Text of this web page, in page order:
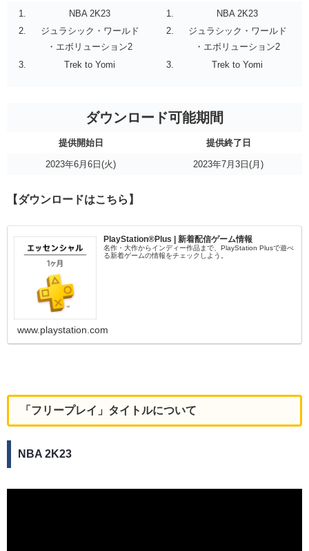
NBA 2K23
ジュラシック・ワールド
・エボリューション2
Trek to Yomi
NBA 2K23
ジュラシック・ワールド
・エボリューション2
Trek to Yomi
ダウンロード可能期間
提供開始日 提供終了日
2023年6月6日(火) 2023年7月3日(月)
【ダウンロードはこちら】
PlayStation®Plus | 新着配信ゲーム情報
名作・大作からインディー作品まで、PlayStation Plusで遊べ
る新着ゲームの情報をチェックしよう。
www.playstation.com
「フリープレイ」タイトルについて
NBA 2K23